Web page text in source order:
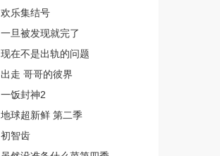
欢乐集结号
一旦被发现就完了
现在不是出轨的问题
出走 哥哥的彼界
一饭封神2
地球超新鲜 第二季
初智齿